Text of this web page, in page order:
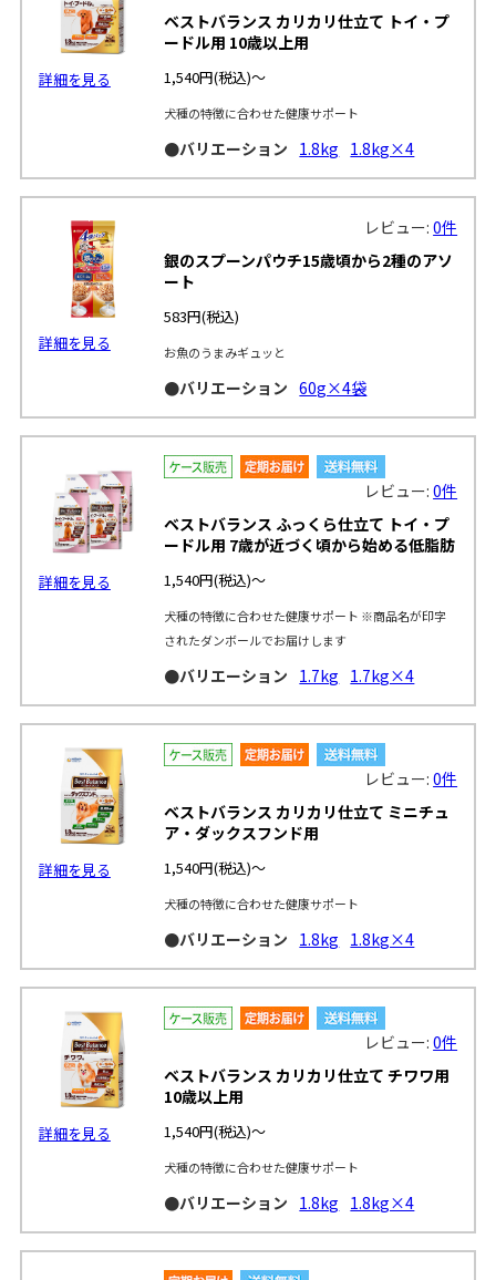
詳細を見る
ベストバランス カリカリ仕立て トイ・プ
ードル用 10歳以上用
1,540円(税込)～
犬種の特徴に合わせた健康サポート
●バリエーション 1.8kg 1.8kg×4
詳細を見る
レビュー:0件
銀のスプーンパウチ15歳頃から2種のアソ
ート
583円(税込)
お魚のうまみギュッと
●バリエーション 60g×4袋
詳細を見る
レビュー:0件
ベストバランス ふっくら仕立て トイ・プ
ードル用 7歳が近づく頃から始める低脂肪
1,540円(税込)～
犬種の特徴に合わせた健康サポート ※商品名が印字
されたダンボールでお届けします
●バリエーション 1.7kg 1.7kg×4
詳細を見る
レビュー:0件
ベストバランス カリカリ仕立て ミニチュ
ア・ダックスフンド用
1,540円(税込)～
犬種の特徴に合わせた健康サポート
●バリエーション 1.8kg 1.8kg×4
詳細を見る
レビュー:0件
ベストバランス カリカリ仕立て チワワ用
10歳以上用
1,540円(税込)～
犬種の特徴に合わせた健康サポート
●バリエーション 1.8kg 1.8kg×4